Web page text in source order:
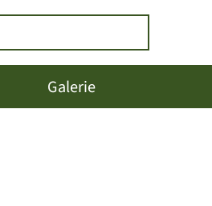
Galerie